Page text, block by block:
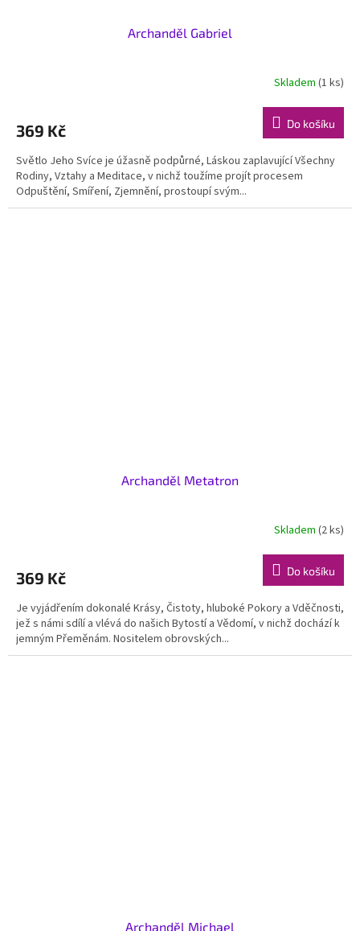
Archanděl Gabriel
Skladem (1 ks)
369 Kč Do košíku
Světlo Jeho Svíce je úžasně podpůrné, Láskou zaplavující Všechny
Rodiny, Vztahy a Meditace, v nichž toužíme projít procesem
Odpuštění, Smíření, Zjemnění, prostoupí svým...
Archanděl Metatron
Skladem (2 ks)
369 Kč Do košíku
Je vyjádřením dokonalé Krásy, Čistoty, hluboké Pokory a Vděčnosti,
jež s námi sdílí a vlévá do našich Bytostí a Vědomí, v nichž dochází k
jemným Přeměnám. Nositelem obrovských...
Archanděl Michael